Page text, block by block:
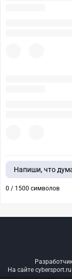
Напиши, что
0 / 1500 символов
На сайте